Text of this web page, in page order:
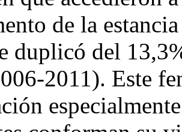
de la
duplicó del
2011). Este